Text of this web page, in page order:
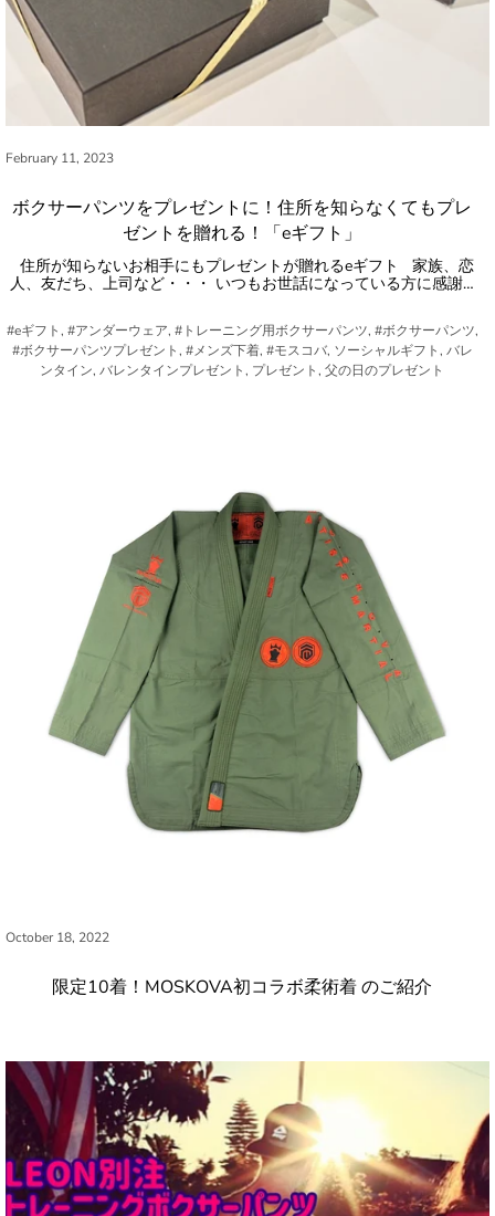
February 11, 2023
ボクサーパンツをプレゼントに！住所を知らなくてもプレ
ゼントを贈れる！「eギフト」
住所が知らないお相手にもプレゼントが贈れるeギフト 家族、恋
人、友だち、上司など・・・ いつもお世話になっている方に感謝…
#eギフト, #アンダーウェア, #トレーニング用ボクサーパンツ, #ボクサーパンツ,
#ボクサーパンツプレゼント, #メンズ下着, #モスコバ, ソーシャルギフト, バレ
ンタイン, バレンタインプレゼント, プレゼント, 父の日のプレゼント
October 18, 2022
限定10着！MOSKOVA初コラボ柔術着 のご紹介